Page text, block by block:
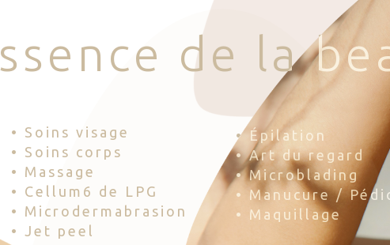
sse nce d e la be
• Soins visage
• Soins corps
• Massage
• Cellum6 de LPG
• Microdermabrasion
• Jet peel
• Épilation
• Art du regard
• Microblading
• Manucure /
• Maquillage